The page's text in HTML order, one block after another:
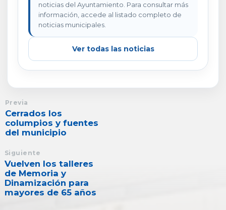
noticias del Ayuntamiento. Para consultar más
información, accede al listado completo de
noticias municipales.
Ver todas las noticias
Previa
Cerrados los
columpios y fuentes
del municipio
Siguiente
Vuelven los talleres
de Memoria y
Dinamización para
mayores de 65 años